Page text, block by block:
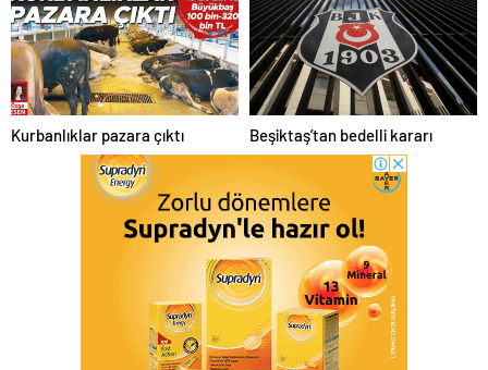
Kurbanlıklar pazara çıktı Beşiktaş’tan bedelli kararı